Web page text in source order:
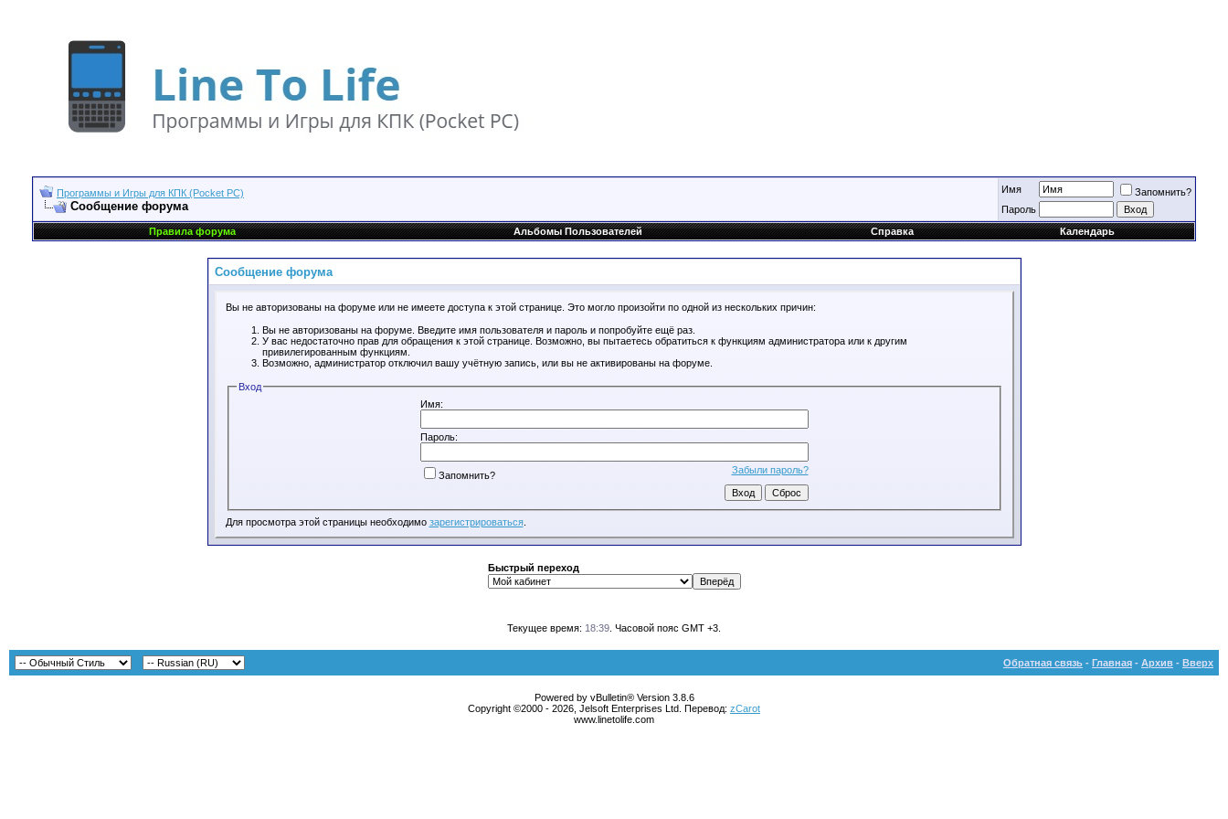
Программы и Игры для КПК (Pocket PC)
Сообщение форума
Имя
Запомнить?
Пароль
Правила форума
Альбомы Пользователей Справка Календарь
Сообщение форума
Вы не авторизованы на форуме или не имеете доступа к этой странице. Это могло произойти по одной из нескольких причин:
Вы не авторизованы на форуме. Введите имя пользователя и пароль и попробуйте ещё раз.
У вас недостаточно прав для обращения к этой странице. Возможно, вы пытаетесь обратиться к функциям администратора или к другим
привилегированным функциям.
Возможно, администратор отключил вашу учётную запись, или вы не активированы на форуме.
Вход
Имя:
Пароль:
Забыли пароль?
Запомнить?
Для просмотра этой страницы необходимо зарегистрироваться.
Быстрый переход
Текущее время: 18:39 . Часовой пояс GMT +3.
Обратная связь - Главная - Архив - Вверх
Powered by vBulletin® Version 3.8.6
Copyright ©2000 - 2026, Jelsoft Enterprises Ltd. Перевод: zCarot
www.linetolife.com